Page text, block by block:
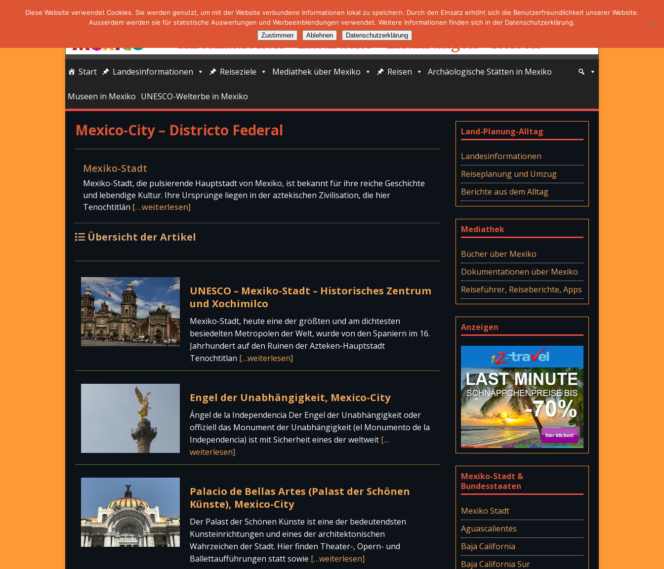
Start Landesinformationen Reiseziele Mediathek über Mexiko Reisen Archäologische Stätten in Mexiko
Museen in Mexiko UNESCO-Welterbe in Mexiko
Mexico-City – Districto Federal
Mexiko-Stadt
Mexiko-Stadt, die pulsierende Hauptstadt von Mexiko, ist bekannt für ihre reiche Geschichte
und lebendige Kultur. Ihre Ursprünge liegen in der aztekischen Zivilisation, die hier
Tenochtitlán […weiterlesen]
Übersicht der Artikel
UNESCO – Mexiko-Stadt – Historisches Zentrum
und Xochimilco
Mexiko-Stadt, heute eine der größten und am dichtesten
besiedelten Metropolen der Welt, wurde von den Spaniern im 16.
Jahrhundert auf den Ruinen der Azteken-Hauptstadt
Tenochtitlan […weiterlesen]
Engel der Unabhängigkeit, Mexico-City
Ángel de la Independencia Der Engel der Unabhängigkeit oder
offiziell das Monument der Unabhängigkeit (el Monumento de la
Independencia) ist mit Sicherheit eines der weltweit […
weiterlesen]
Palacio de Bellas Artes (Palast der Schönen
Künste), Mexico-City
Der Palast der Schönen Künste ist eine der bedeutendsten
Kunsteinrichtungen und eines der architektonischen
Wahrzeichen der Stadt. Hier finden Theater-, Opern- und
Ballettaufführungen statt sowie […weiterlesen]
Land-Planung-Alltag
Landesinformationen
Reiseplanung und Umzug
Berichte aus dem Alltag
Mediathek
Bücher über Mexiko
Dokumentationen über Mexiko
Reiseführer, Reiseberichte, Apps
Anzeigen
Mexiko-Stadt &
Bundesstaaten
Mexiko Stadt
Aguascalientes
Baja California
Baja California Sur
Diese Website verwendet Cookies. Sie werden genutzt, um mit der Website verbundene Informationen lokal zu speichern. Durch den Einsatz erhöht sich die Benutzerfreundlichkeit unserer Website.
Ausserdem werden sie für statistische Auswertungen und Werbeeinblendungen verwendet. Weitere Informationen finden sich in der Datenschutzerklärung.
Zustimmen Ablehnen Datenschutzerklärung